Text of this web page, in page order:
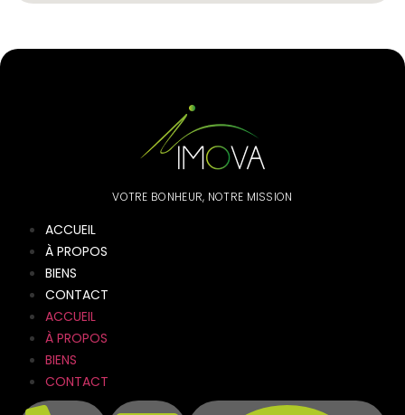
VOTRE BONHEUR, NOTRE MISSION
ACCUEIL
À PROPOS
BIENS
CONTACT
ACCUEIL
À PROPOS
BIENS
CONTACT